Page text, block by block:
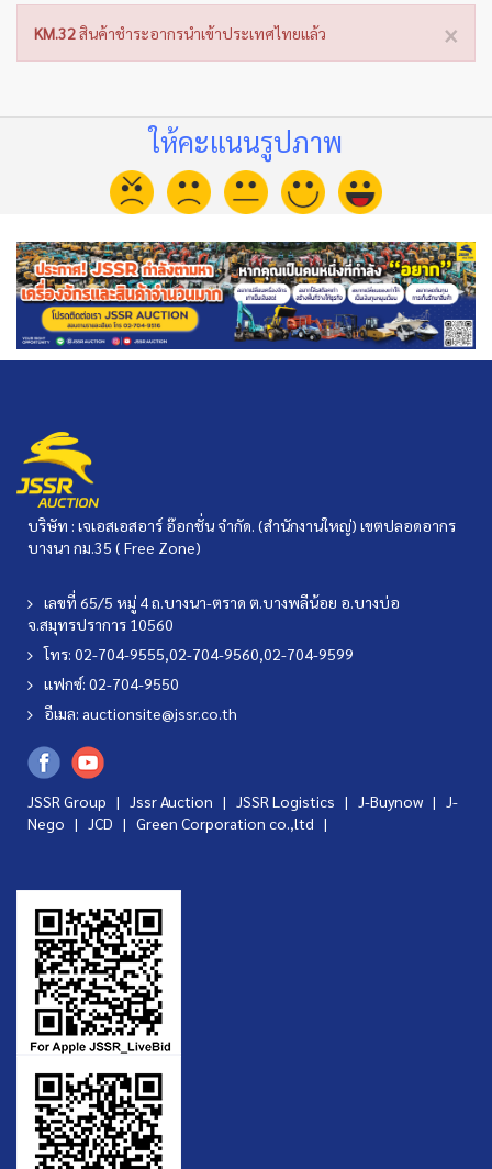
×
KM.32สินค้าชำระอากรนำเข้าประเทศไทยแล้ว
ให้คะแนนรูปภาพ
บริษัท : เจเอสเอสอาร์ อ๊อกชั่น จำกัด. (สำนักงานใหญ่) เขตปลอดอากร
บางนา กม.35 ( Free Zone)
เลขที่ 65/5 หมู่ 4 ถ.บางนา-ตราด ต.บางพลีน้อย อ.บางบ่อ
จ.สมุทรปราการ 10560
โทร: 02-704-9555,02-704-9560,02-704-9599
แฟกซ์: 02-704-9550
อีเมล: auctionsite@jssr.co.th
JSSR Group | Jssr Auction | JSSR Logistics | J-Buynow | J-
Nego | JCD | Green Corporation co.,ltd |